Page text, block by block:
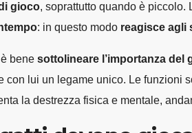
gioco, soprattutto quando è piccolo.
: in questo modo reagisce agli
bene sottolineare l’importanza del
con lui un legame unico. Le funzioni
la destrezza fisica e mentale,